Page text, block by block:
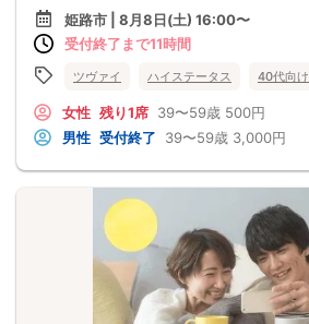
姫路市 | 8月8日(土) 16:00〜
受付終了まで11時間
ツヴァイ ハイステータス 40代向け
女性 残り1席 39〜59歳 500円
男性 受付終了 39〜59歳 3,000円